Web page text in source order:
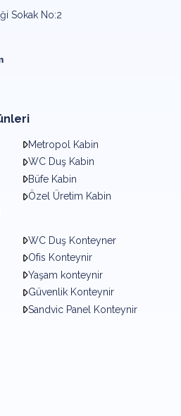
Sokak No:2
Metropol Kabin
WC Duş Kabin
Büfe Kabin
Özel Üretim Kabin
WC Duş Konteyner
Ofis Konteynir
Yaşam konteynir
Güvenlik Konteynir
Sandvic Panel Konteynir